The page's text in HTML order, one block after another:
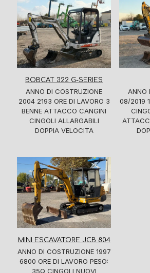
BOBCAT 322 G-SERIES
ANNO DI COSTRUZIONE
2004 2193 ORE DI LAVORO 3
BENNE ATTACCO CANGINI
CINGOLI ALLARGABILI
DOPPIA VELOCITA
ANNO
08/2019
MINI ESCAVATORE JCB 804
ANNO DI COSTRUZIONE 1997
6800 ORE DI LAVORO PESO:
35Q CINGOLI NUOVI